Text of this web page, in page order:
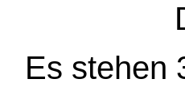
Es stehen